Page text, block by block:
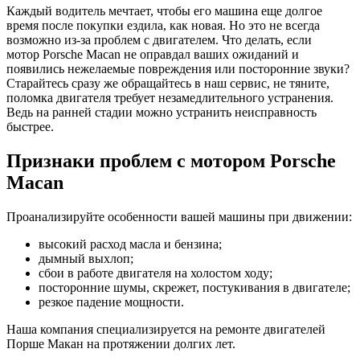
Каждый водитель мечтает, чтобы его машина еще долгое
время после покупки ездила, как новая. Но это не всегда
возможно из-за проблем с двигателем. Что делать, если
мотор Porsche Macan не оправдал ваших ожиданий и
появились нежелаемые повреждения или посторонние звуки?
Старайтесь сразу же обращайтесь в наш сервис, не тяните,
поломка двигателя требует незамедлительного устранения.
Ведь на ранней стадии можно устранить неисправность
быстрее.
Признаки проблем с мотором Porsche
Macan
Проанализируйте особенности вашей машины при движении:
высокий расход масла и бензина;
дымный выхлоп;
сбои в работе двигателя на холостом ходу;
посторонние шумы, скрежет, постукивания в двигателе;
резкое падение мощности.
Наша компания специализируется на ремонте двигателей
Порше Макан на протяжении долгих лет.